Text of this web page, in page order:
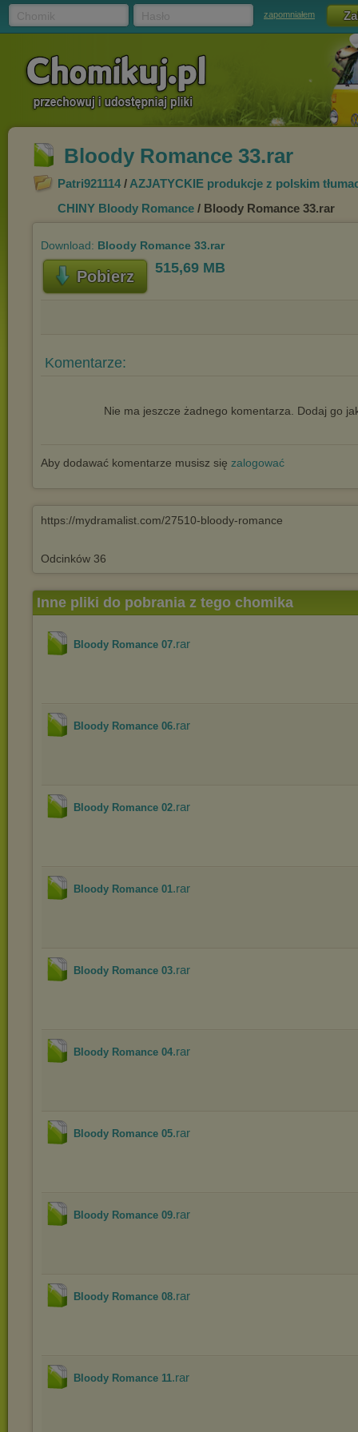
zapomniałem
Bloody Romance 33.rar
Patri921114/ AZJATYCKIE produkcje z polskim
CHINY Bloody Romance / Bloody Romance 33.rar
Download: Bloody Romance 33.rar
Pobierz 515,69 MB
Komentarze:
Nie ma jeszcze żadnego komentarza. Dodaj go
Aby dodawać komentarze musisz się zalogować
https://mydramalist.com/27510-bloody-romance
Odcinków 36
Inne pliki do pobrania z tego chomika
Bloody Romance 07.rar
Bloody Romance 06.rar
Bloody Romance 02.rar
Bloody Romance 01.rar
Bloody Romance 03.rar
Bloody Romance 04.rar
Bloody Romance 05.rar
Bloody Romance 09.rar
Bloody Romance 08.rar
Bloody Romance 11.rar